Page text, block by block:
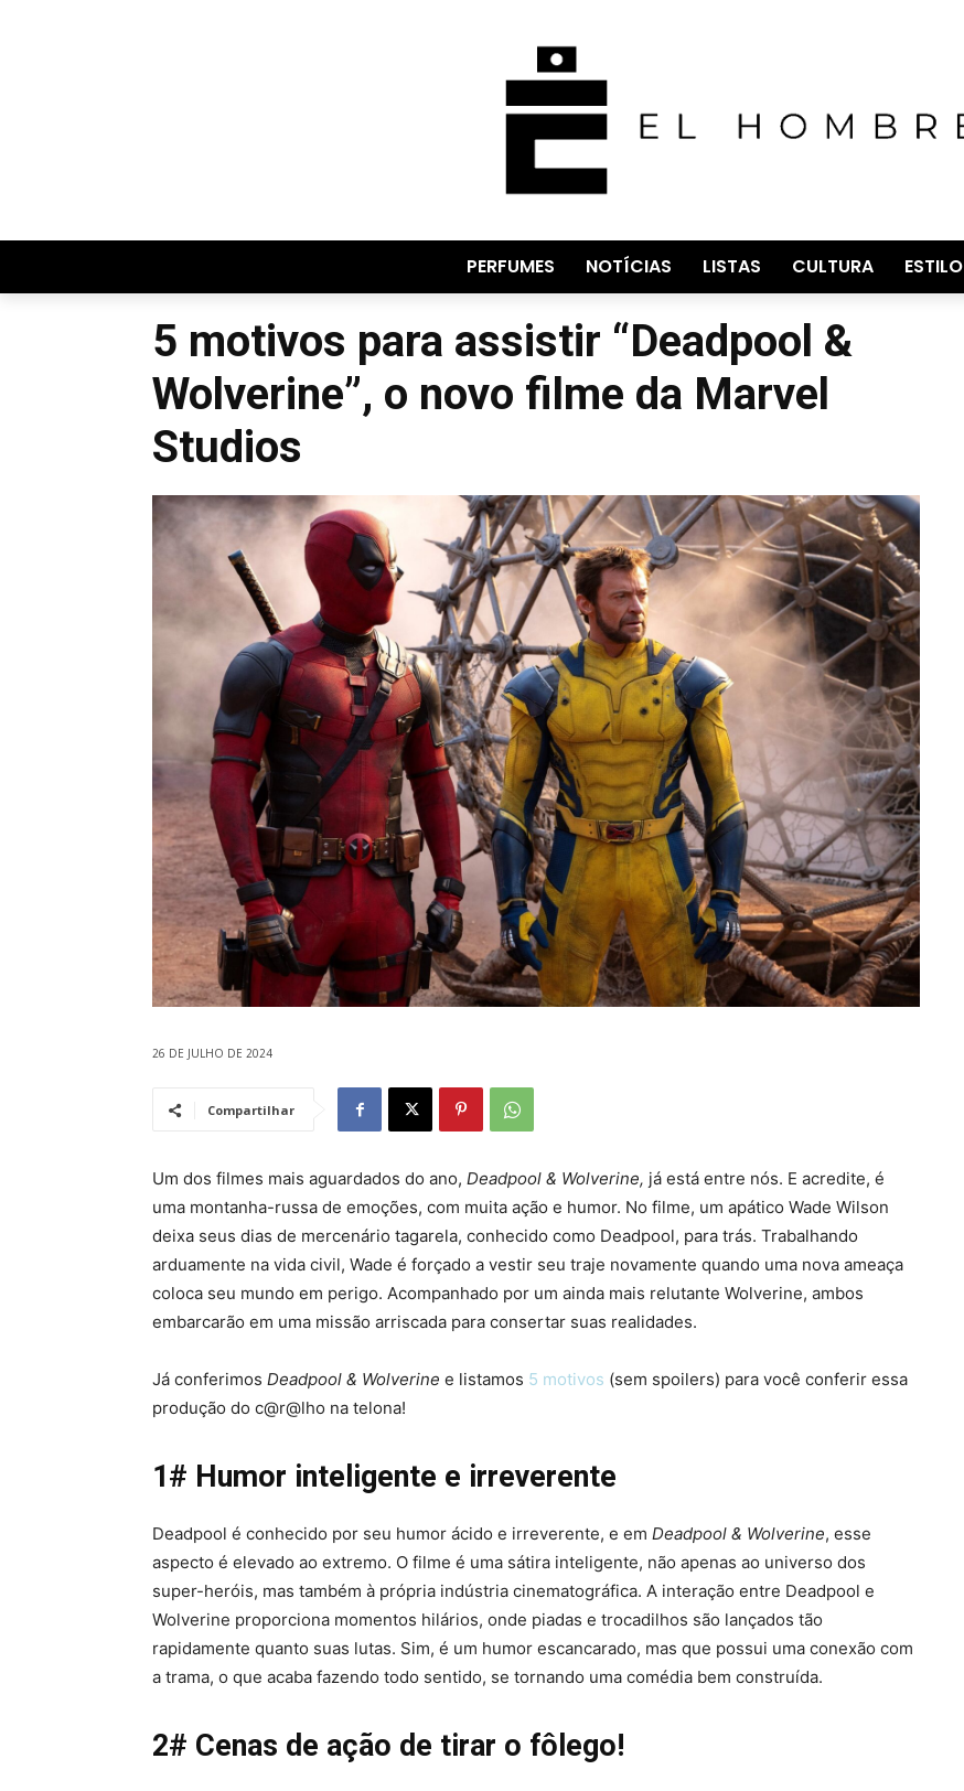
PERFUMES NOTÍCIAS LISTAS CULTURA ESTILO
5 motivos para assistir “Deadpool &
Wolverine”, o novo filme da Marvel
Studios
26 DE JULHO DE 2024
Compartilhar
Um dos filmes mais aguardados do ano, Deadpool & Wolverine, já está entre nós. E acredite, é
uma montanha-russa de emoções, com muita ação e humor. No filme, um apático Wade Wilson
deixa seus dias de mercenário tagarela, conhecido como Deadpool, para trás. Trabalhando
arduamente na vida civil, Wade é forçado a vestir seu traje novamente quando uma nova ameaça
coloca seu mundo em perigo. Acompanhado por um ainda mais relutante Wolverine, ambos
embarcarão em uma missão arriscada para consertar suas realidades.
Já conferimos Deadpool & Wolverine e listamos 5 motivos (sem spoilers) para você conferir essa
produção do c@r@lho na telona!
1# Humor inteligente e irreverente
Deadpool é conhecido por seu humor ácido e irreverente, e em Deadpool & Wolverine, esse
aspecto é elevado ao extremo. O filme é uma sátira inteligente, não apenas ao universo dos
super-heróis, mas também à própria indústria cinematográfica. A interação entre Deadpool e
Wolverine proporciona momentos hilários, onde piadas e trocadilhos são lançados tão
rapidamente quanto suas lutas. Sim, é um humor escancarado, mas que possui uma conexão com
a trama, o que acaba fazendo todo sentido, se tornando uma comédia bem construída.
2# Cenas de ação de tirar o fôlego!